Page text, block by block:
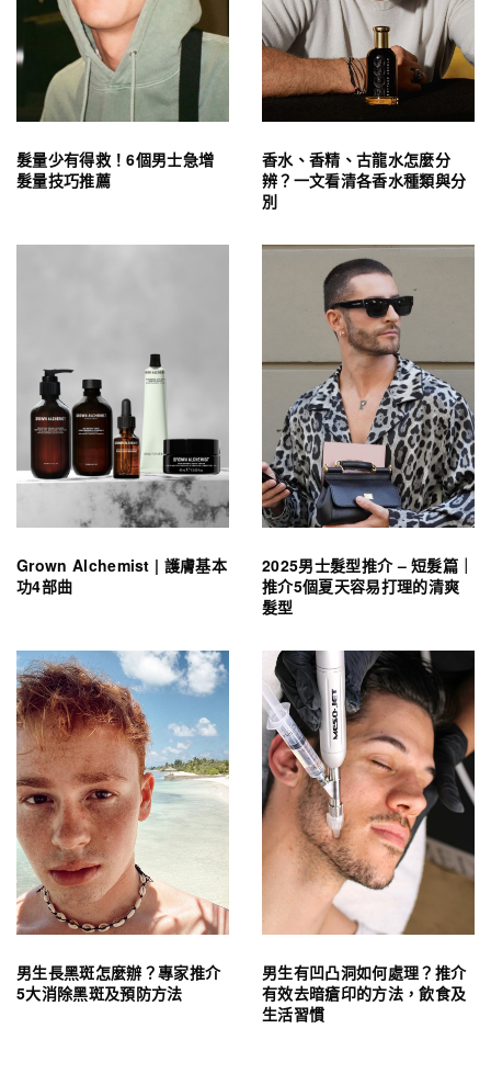
髮量少有得救！6個男士急增
髮量技巧推薦
香水、香精、古龍水怎麼分
辨？一文看清各香水種類與分
別
Grown Alchemist | 護膚基本
功4部曲
2025男士髮型推介 – 短髮篇｜
推介5個夏天容易打理的清爽
髮型
男生長黑斑怎麼辦？專家推介
5大消除黑斑及預防方法
男生有凹凸洞如何處理？推介
有效去暗瘡印的方法，飲食及
生活習慣